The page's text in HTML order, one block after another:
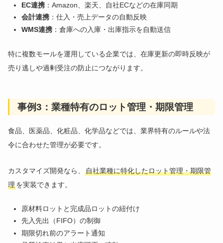
EC連携 ：Amazon、楽天、自社ECなどの在庫同期
会計連携 ：仕入・売上データの自動反映
WMS連携 ：倉庫への入庫・出庫指示を自動送信
特に複数モールを運用している企業では、在庫更新の即時反映が
売り逃しや過剰受注の防止につながります。
事例3：業種特有のロット管理・期限管理
食品、医薬品、化粧品、化学品などでは、業界特有のルールや法
令に合わせた管理が必要です。
カスタマイズ開発なら、自社業種に特化したロット管理・期限管
理を実装できます。
原材料ロットと完成品ロットの紐付け
先入先出（FIFO）の制御
期限切れ前のアラート通知